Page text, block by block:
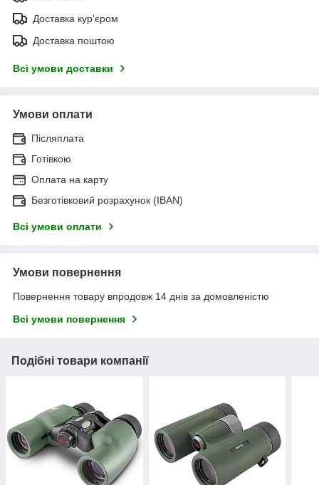
Доставка кур'єром
Доставка поштою
Всі умови доставки
Умови оплати
Післяплата
Готівкою
Оплата на карту
Безготівковий розрахунок (IBAN)
Всі умови оплати
Умови повернення
Повернення товару впродовж 14 днів за домовленістю
Всі умови повернення
Подібні товари компанії